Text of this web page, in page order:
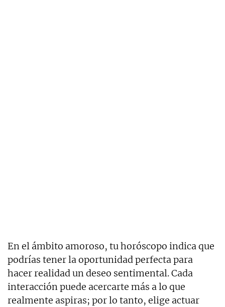
En el ámbito amoroso, tu horóscopo indica que
podrías tener la oportunidad perfecta para
hacer realidad un deseo sentimental. Cada
interacción puede acercarte más a lo que
realmente aspiras; por lo tanto, elige actuar